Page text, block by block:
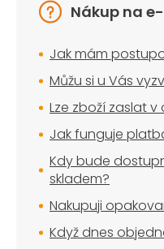
Nákup na
Jak mám
Můžu si u Vás
Lze zboží zaslat
Jak funguje
Kdy bude
skladem?
Nakupuji
Když dnes